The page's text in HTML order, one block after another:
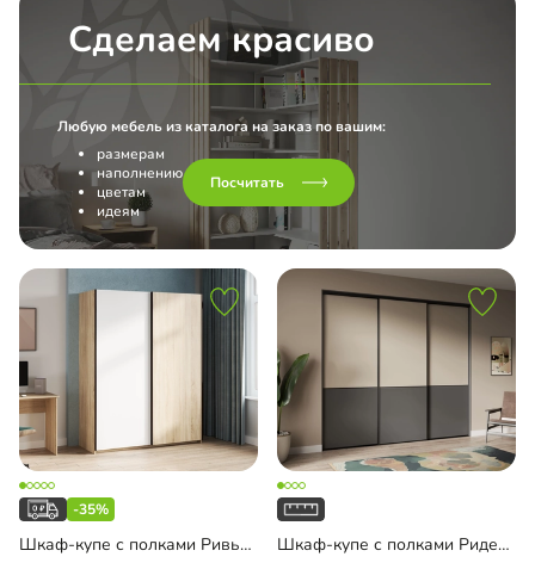
Сделаем красиво
Любую мебель из каталога на заказ по вашим:
размерам
наполнению
цветам
идеям
Посчитать
-35%
Шкаф-купе с полками Ривьера Шкаф-купе с полками Риден-3-1